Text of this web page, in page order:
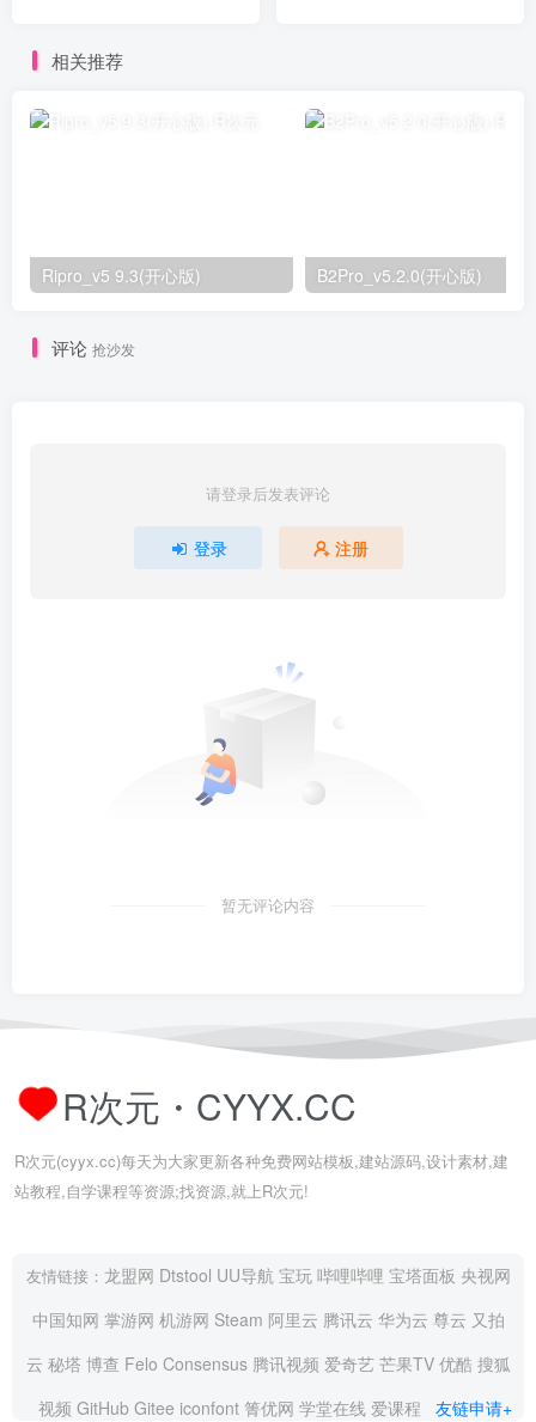
相关推荐
Ripro_v5 9.3(开心版) B2Pro_v5.2.0(开心版)
评论 抢沙发
请登录后发表评论
登录 注册
暂无评论内容
R次元・CYYX.CC
R次元(cyyx.cc)每天为大家更新各种免费网站模板,建站源码,设计素材,建
站教程,自学课程等资源;找资源,就上R次元!
友情链接： 龙盟网 Dtstool UU导航 宝玩 哔哩哔哩 宝塔面板 央视网
中国知网 掌游网 机游网 Steam 阿里云 腾讯云 华为云 尊云 又拍
云 秘塔 博查 Felo Consensus 腾讯视频 爱奇艺 芒果TV 优酷 搜狐
视频 GitHub Gitee iconfont 箐优网 学堂在线 爱课程 友链申请+